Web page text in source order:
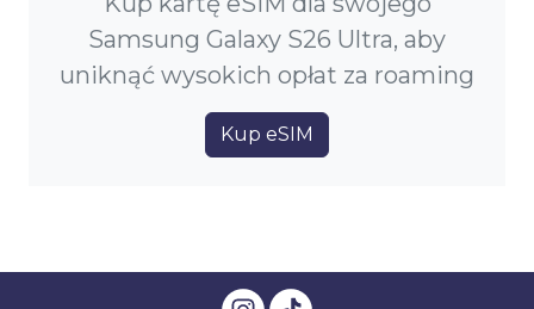
Samsung Galaxy S26 Ultra, aby
uniknąć wysokich opłat za roaming
Kup eSIM